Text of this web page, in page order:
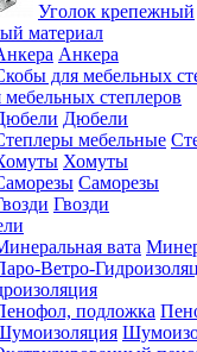
Уголок крепежный
материал
Анкера
мебельных степлеров
Дюбели
Хомуты
Саморезы
Гвозди